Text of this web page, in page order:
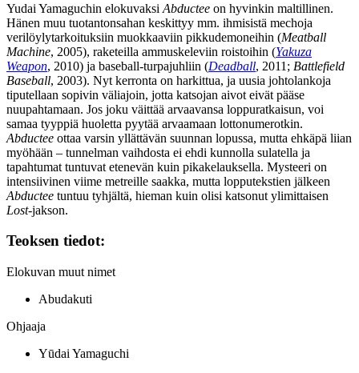
Yudai Yamaguchin elokuvaksi Abductee on hyvinkin maltillinen.
Hänen muu tuotantonsahan keskittyy mm. ihmisistä mechoja
verilöylytarkoituksiin muokkaaviin pikkudemoneihin (Meatball
Machine, 2005), raketeilla ammuskeleviin roistoihin (Yakuza
Weapon, 2010) ja baseball-turpajuhliin (Deadball, 2011; Battlefield
Baseball, 2003). Nyt kerronta on harkittua, ja uusia johtolankoja
tiputellaan sopivin väliajoin, jotta katsojan aivot eivät pääse
nuupahtamaan. Jos joku väittää arvaavansa loppuratkaisun, voi
samaa tyyppiä huoletta pyytää arvaamaan lottonumerotkin.
Abductee ottaa varsin yllättävän suunnan lopussa, mutta ehkäpä liian
myöhään – tunnelman vaihdosta ei ehdi kunnolla sulatella ja
tapahtumat tuntuvat etenevän kuin pikakelauksella. Mysteeri on
intensiivinen viime metreille saakka, mutta lopputekstien jälkeen
Abductee tuntuu tyhjältä, hieman kuin olisi katsonut ylimittaisen
Lost-jakson.
Teoksen tiedot:
Elokuvan muut nimet
Abudakuti
Ohjaaja
Yūdai Yamaguchi